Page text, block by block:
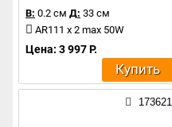
В: 0.2 см Д: 33 см
AR111 x 2 max 50W
Цена: 3 997 Р.
Купить
173621